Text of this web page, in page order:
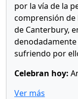
por la vía de la
comprensión de
de Canterbury,
sufriendo por
Celebran hoy:
Ver más